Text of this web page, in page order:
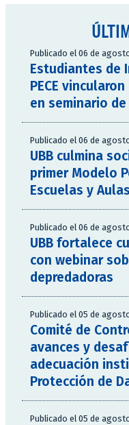
Publicado el 06 de
Estudiantes de
PECE
en seminario
Publicado el 06 de
UBB culmina
primer Modelo
Escuelas y
Publicado el 06 de
UBB fortalece
con webinar
depredadoras
Publicado el 05 de
Comité de
avances y
adecuación
Protección de
Publicado el 05 de